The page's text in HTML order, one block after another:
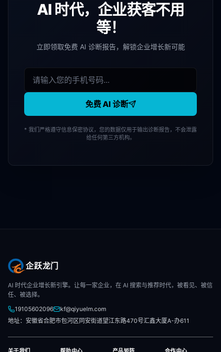
AI 时代，企业获客不用
等！
立即领取免费 AI 诊断报告，解锁企业增长新可能
免费 AI 诊断
* 我们严格遵守信息保密协议，您的数据仅用于输出诊断报告，不会泄露
给任何第三方机构。
企跃龙门
AI 时代企业增长新引擎。让每一家企业，在 AI 搜索与推荐时代，被看见、被信
任、被选择。
19105602096
kf@qiyuelm.com
地址：安徽省合肥市包河区同安街道望江东路470号汇鑫大厦A-办611